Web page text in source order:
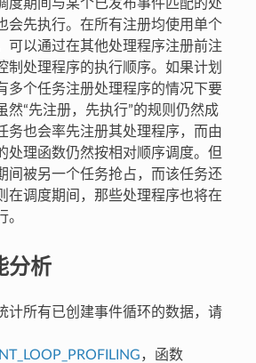
度期间与某个已发布事件匹配的处
会先执行。在所有注册均使用单个
可以通过在其他处理程序注册前注
制处理程序的执行顺序。如果计划
多个任务注册处理程序的情况下要
然“先注册，先执行”的规则仍然成
务也会率先注册其处理程序，而由
处理函数仍然按相对顺序调度。但
间被另一个任务抢占，而该任务还
在调度期间，那些处理程序也将在
。
分析
计所有已创建事件循环的数据，请
，函数